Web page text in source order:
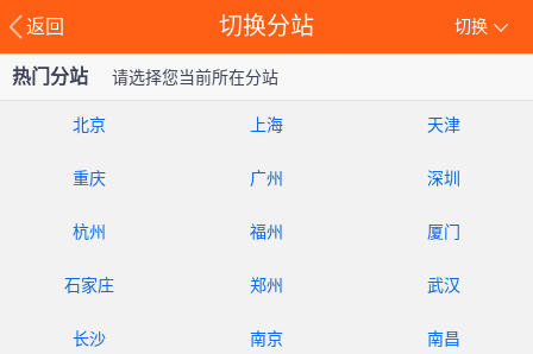
返回 切换
切换分站
热门分站 请选择您当前所在分站
北京 上海 天津
重庆 广州 深圳
杭州 福州 厦门
石家庄 郑州 武汉
长沙 南京 南昌